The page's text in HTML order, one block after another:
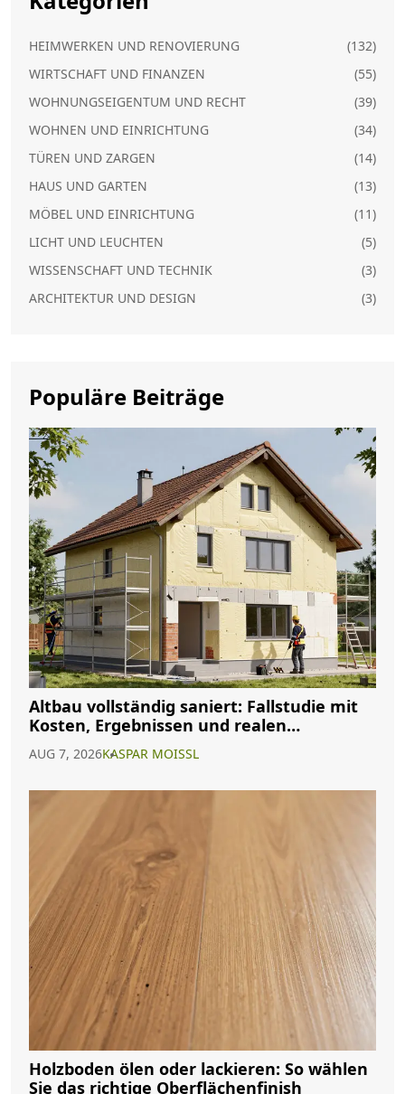
HEIMWERKEN UND RENOVIERUNG
(132)
WIRTSCHAFT UND FINANZEN
(55)
WOHNUNGSEIGENTUM UND RECHT
(39)
WOHNEN UND EINRICHTUNG
(34)
TÜREN UND ZARGEN
(14)
HAUS UND GARTEN
(13)
MÖBEL UND EINRICHTUNG
(11)
LICHT UND LEUCHTEN
(5)
WISSENSCHAFT UND TECHNIK
(3)
ARCHITEKTUR UND DESIGN
(3)
Populäre Beiträge
Altbau vollständig saniert: Fallstudie mit
Kosten, Ergebnissen und realen
AUG 7, 2026KASPAR MOISSL
Holzboden ölen oder lackieren: So wählen
Sie das richtige Oberflächenfinish